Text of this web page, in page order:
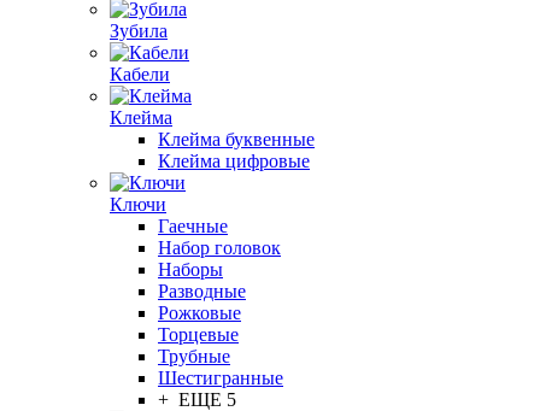
Зубила
Кабели
Клейма
Клейма буквенные
Клейма цифровые
Ключи
Гаечные
Набор головок
Наборы
Разводные
Рожковые
Торцевые
Трубные
Шестигранные
+ ЕЩЕ 5